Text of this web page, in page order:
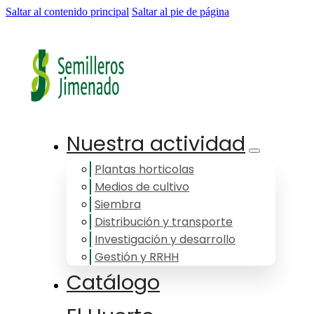
Saltar al contenido principal Saltar al pie de página
Nuestra actividad
Plantas horticolas
Medios de cultivo
Siembra
Distribución y transporte
Investigación y desarrollo
Gestión y RRHH
Catálogo